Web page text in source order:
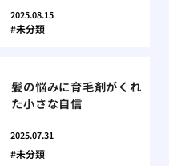
2025.08.15
未分類
髪の悩みに育毛剤がくれ
た小さな自信
2025.07.31
未分類